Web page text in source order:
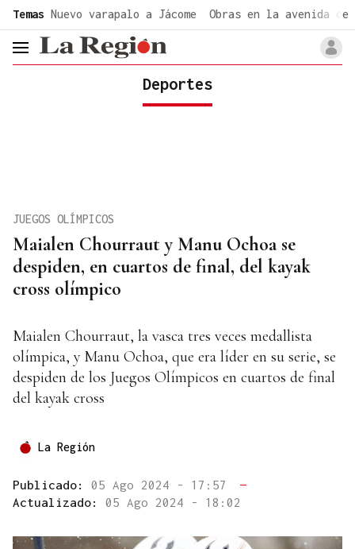
Temas Nuevo varapalo a Jácome Obras en la avenida de
header.menu.open
Deportes
Maialen Chourraut y Manu Ochoa se
despiden, en cuartos de final, del kayak
cross olímpico
JUEGOS OLÍMPICOS
Maialen Chourraut, la vasca tres veces medallista
olímpica, y Manu Ochoa, que era líder en su serie, se
despiden de los Juegos Olímpicos en cuartos de final
del kayak cross
La Región
Publicado: 05 Ago 2024 - 17:57
—
Actualizado: 05 Ago 2024 - 18:02